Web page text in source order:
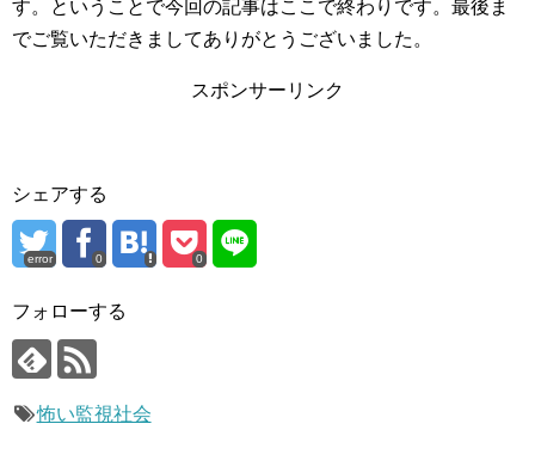
す。ということで今回の記事はここで終わりです。最後ま
でご覧いただきましてありがとうございました。
スポンサーリンク
シェアする
error 0 0
フォローする
怖い監視社会